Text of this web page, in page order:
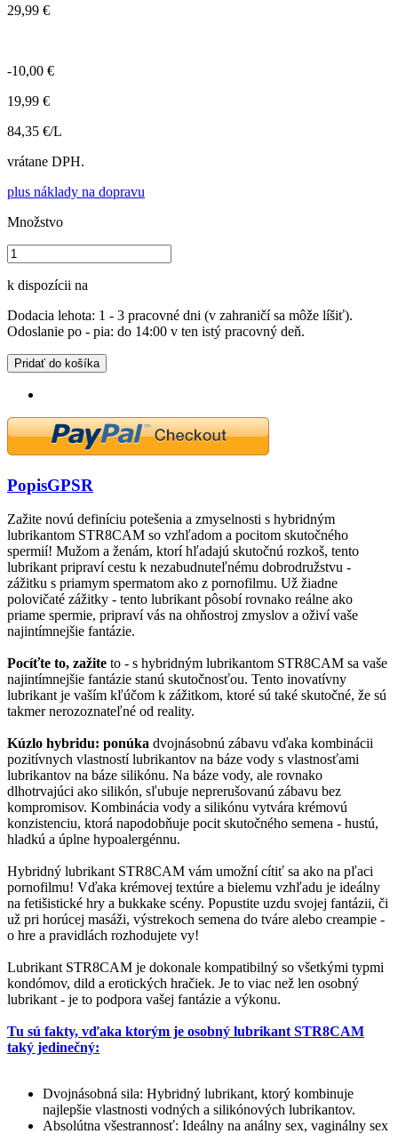
29,99 €
-10,00 €
19,99 €
84,35 €/L
vrátane DPH.
plus náklady na dopravu
Množstvo
k dispozícii na
Dodacia lehota: 1 - 3 pracovné dni (v zahraničí sa môže líšiť).
Odoslanie po - pia: do 14:00 v ten istý pracovný deň.
Pridať do košíka
PopisGPSR
Zažite novú definíciu potešenia a zmyselnosti s hybridným
lubrikantom STR8CAM so vzhľadom a pocitom skutočného
spermií! Mužom a ženám, ktorí hľadajú skutočnú rozkoš, tento
lubrikant pripraví cestu k nezabudnuteľnému dobrodružstvu -
zážitku s priamym spermatom ako z pornofilmu. Už žiadne
polovičaté zážitky - tento lubrikant pôsobí rovnako reálne ako
priame spermie, pripraví vás na ohňostroj zmyslov a oživí vaše
najintímnejšie fantázie.
Pocíťte to, zažite to - s hybridným lubrikantom STR8CAM sa vaše
najintímnejšie fantázie stanú skutočnosťou. Tento inovatívny
lubrikant je vaším kľúčom k zážitkom, ktoré sú také skutočné, že sú
takmer nerozoznateľné od reality.
Kúzlo hybridu: ponúka dvojnásobnú zábavu vďaka kombinácii
pozitívnych vlastností lubrikantov na báze vody s vlastnosťami
lubrikantov na báze silikónu. Na báze vody, ale rovnako
dlhotrvajúci ako silikón, sľubuje neprerušovanú zábavu bez
kompromisov. Kombinácia vody a silikónu vytvára krémovú
konzistenciu, ktorá napodobňuje pocit skutočného semena - hustú,
hladkú a úplne hypoalergénnu.
Hybridný lubrikant STR8CAM vám umožní cítiť sa ako na pľaci
pornofilmu! Vďaka krémovej textúre a bielemu vzhľadu je ideálny
na fetišistické hry a bukkake scény. Popustite uzdu svojej fantázii, či
už pri horúcej masáži, výstrekoch semena do tváre alebo creampie -
o hre a pravidlách rozhodujete vy!
Lubrikant STR8CAM je dokonale kompatibilný so všetkými typmi
kondómov, dild a erotických hračiek. Je to viac než len osobný
lubrikant - je to podpora vašej fantázie a výkonu.
Tu sú fakty, vďaka ktorým je osobný lubrikant STR8CAM
taký jedinečný:
Dvojnásobná sila: Hybridný lubrikant, ktorý kombinuje
najlepšie vlastnosti vodných a silikónových lubrikantov.
Absolútna všestrannosť: Ideálny na análny sex, vaginálny sex